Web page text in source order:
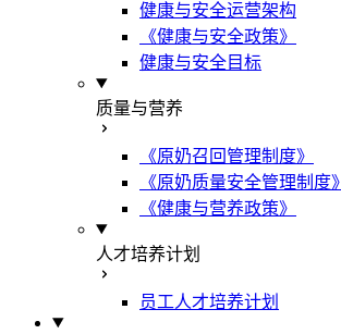
健康与安全运营架构
《健康与安全政策》
健康与安全目标
质量与营养
《原奶召回管理制度》
《原奶质量安全管理制度》
《健康与营养政策》
人才培养计划
员工人才培养计划